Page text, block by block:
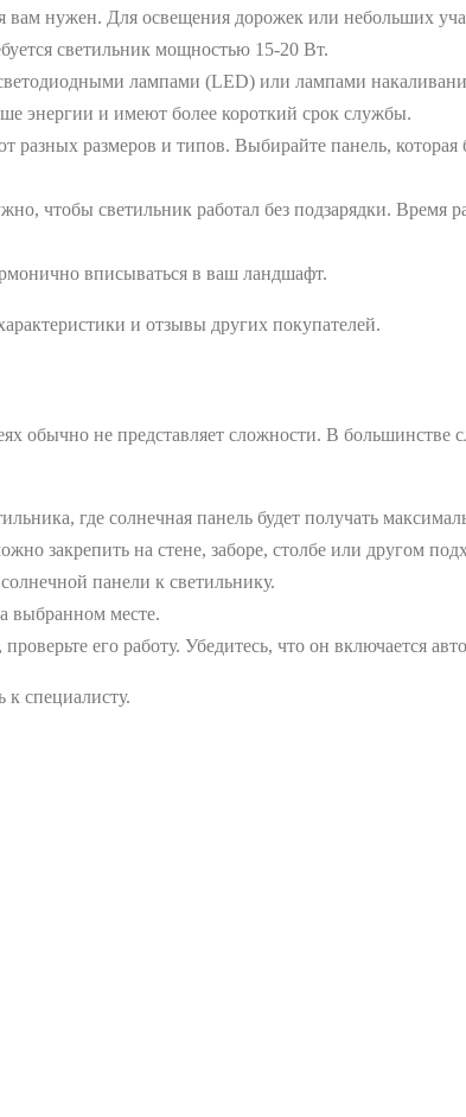
вам нужен. Для освещения дорожек или небольших
светильник мощностью 15-20 Вт.
лампами (LED) или лампами
энергии и имеют более короткий срок службы.
размеров и типов. Выбирайте панель, которая
чтобы светильник работал без подзарядки. Время
вписываться в ваш ландшафт.
и отзывы других покупателей.
обычно не представляет сложности. В большинстве
где солнечная панель будет получать
закрепить на стене, заборе, столбе или другом
панели к светильнику.
выбранном месте.
его работу. Убедитесь, что он включается
к специалисту.